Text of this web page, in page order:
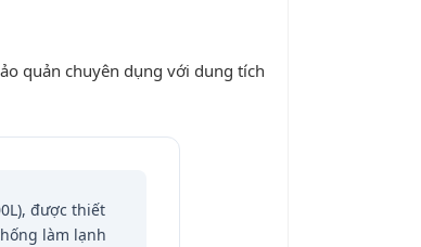
quản chuyên dụng với dung tích
được thiết
làm lạnh